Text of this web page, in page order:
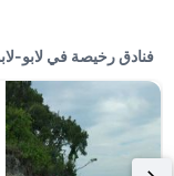
فنادق رخيصة في لابو-